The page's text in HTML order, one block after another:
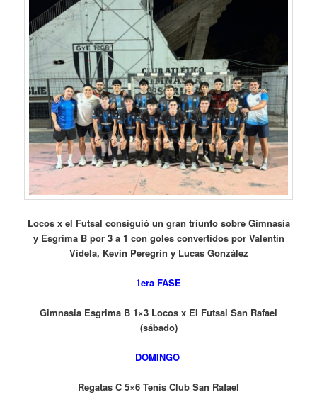
Locos x el Futsal consiguió un gran triunfo sobre Gimnasia
y Esgrima B por 3 a 1 con goles convertidos por Valentín
Videla, Kevin Peregrin y Lucas González
1era FASE
Gimnasia Esgrima B 1×3 Locos x El Futsal San Rafael
(sábado)
DOMINGO
Regatas C 5×6 Tenis Club San Rafael